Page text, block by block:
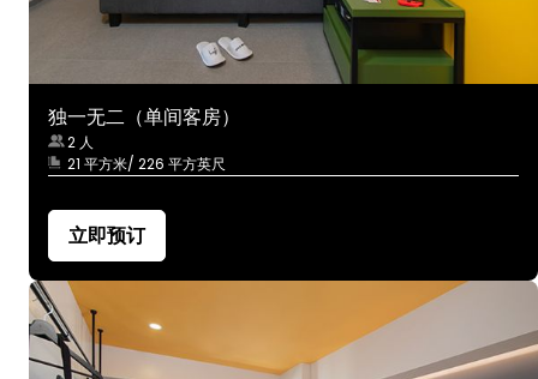
独一无二（单间客房）
2 人
21 平方米/ 226 平方英尺
立即预订